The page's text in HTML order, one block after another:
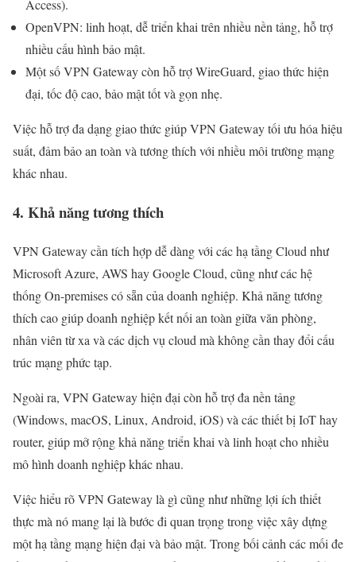
Access).
OpenVPN: linh hoạt, dễ triển khai trên nhiều nền tảng, hỗ trợ
nhiều cấu hình bảo mật.
Một số VPN Gateway còn hỗ trợ WireGuard, giao thức hiện
đại, tốc độ cao, bảo mật tốt và gọn nhẹ.
Việc hỗ trợ đa dạng giao thức giúp VPN Gateway tối ưu hóa hiệu
suất, đảm bảo an toàn và tương thích với nhiều môi trường mạng
khác nhau.
4. Khả năng tương thích
VPN Gateway cần tích hợp dễ dàng với các hạ tầng Cloud như
Microsoft Azure, AWS hay Google Cloud, cũng như các hệ
thống On-premises có sẵn của doanh nghiệp. Khả năng tương
thích cao giúp doanh nghiệp kết nối an toàn giữa văn phòng,
nhân viên từ xa và các dịch vụ cloud mà không cần thay đổi cấu
trúc mạng phức tạp.
Ngoài ra, VPN Gateway hiện đại còn hỗ trợ đa nền tảng
(Windows, macOS, Linux, Android, iOS) và các thiết bị IoT hay
router, giúp mở rộng khả năng triển khai và linh hoạt cho nhiều
mô hình doanh nghiệp khác nhau.
Việc hiểu rõ VPN Gateway là gì cũng như những lợi ích thiết
thực mà nó mang lại là bước đi quan trọng trong việc xây dựng
một hạ tầng mạng hiện đại và bảo mật. Trong bối cảnh các mối đe